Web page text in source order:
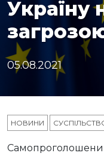
Україну
05.08.2021
НОВИНИ